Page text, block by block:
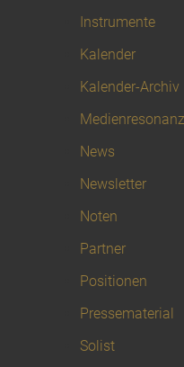
Instrumente
Kalender
Kalender-Archiv
Medienresonanz
News
Newsletter
Noten
Partner
Positionen
Pressematerial
Solist